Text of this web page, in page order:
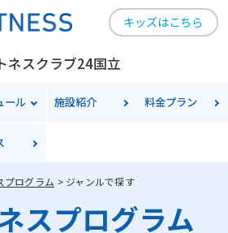
キッズはこちら
ネスクラブ24国立
ール 施設紹介 料金プラン
プログラム ジャンルで探す
スプログラム